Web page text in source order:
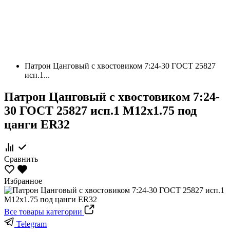
Патрон Цанговый с хвостовиком 7:24-30 ГОСТ 25827
исп.1...
Патрон Цанговый с хвостовиком 7:24-
30 ГОСТ 25827 исп.1 М12х1.75 под
цанги ЕR32
Сравнить
Избранное
Все товары категории
Telegram